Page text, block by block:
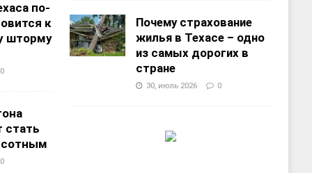
по-
к
шторму
0
стать
0
Почему страхование
жилья в Техасе – одно
из самых дорогих в
стране
30, июль 2026 0